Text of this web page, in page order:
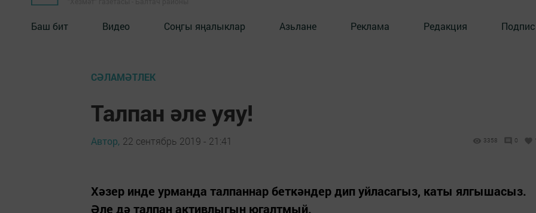
Баш бит Видео Соңгы яңалыклар Азьлане Реклама Редакция
СӘЛАМӘТЛЕК
Талпан әле уяу!
Автор, 22 сентябрь 2019 - 21:41 3358 0
Хәзер инде урманда талпаннар беткәндер дип уйласагыз, каты ялгышасыз.
Әле дә талпан активлыгын югалтмый.